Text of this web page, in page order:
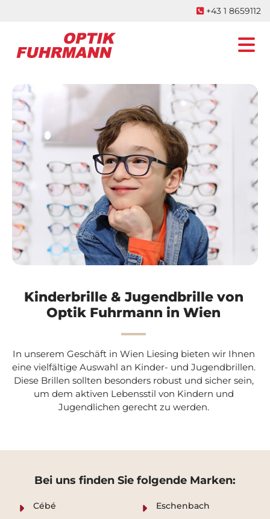
 +43 1 8659112
Kinderbrille & Jugendbrille von
Optik Fuhrmann in Wien
In unserem Geschäft in Wien Liesing bieten wir Ihnen
eine vielfältige Auswahl an Kinder- und Jugendbrillen.
Diese Brillen sollten besonders robust und sicher sein,
um dem aktiven Lebensstil von Kindern und
Jugendlichen gerecht zu werden.
Bei uns finden Sie folgende Marken:
Cébé Eschenbach